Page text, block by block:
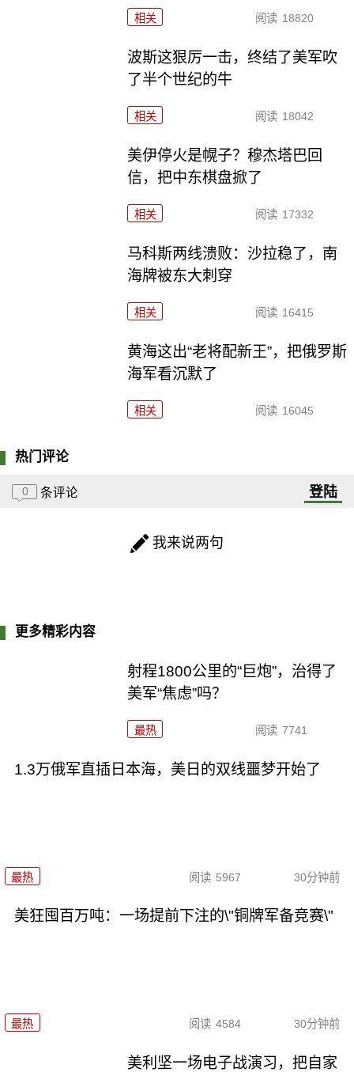
相关 阅读 18820
波斯这狠厉一击，终结了美军吹
了半个世纪的牛
相关 阅读 18042
美伊停火是幌子？穆杰塔巴回
信，把中东棋盘掀了
相关 阅读 17332
马科斯两线溃败：沙拉稳了，南
海牌被东大刺穿
相关 阅读 16415
黄海这出“老将配新王”，把俄罗斯
海军看沉默了
相关 阅读 16045
热门评论
0 条评论 登陆
我来说两句
更多精彩内容
射程1800公里的“巨炮”，治得了
美军“焦虑”吗？
最热 阅读 7741
1.3万俄军直插日本海，美日的双线噩梦开始了
最热 阅读 5967 30分钟前
美狂囤百万吨：一场提前下注的\"铜牌军备竞赛\"
最热 阅读 4584 30分钟前
美利坚一场电子战演习，把自家